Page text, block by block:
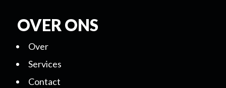
OVER ONS
Over
Services
Contact